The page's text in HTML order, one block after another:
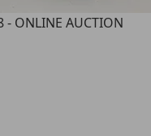
- ONLINE AUCTION